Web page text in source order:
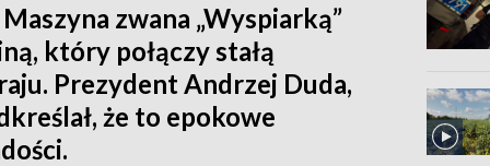
zwana „Wyspiarką”
który połączy stałą
Prezydent Andrzej Duda,
że to epokowe